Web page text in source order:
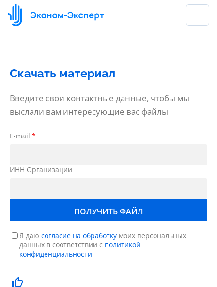
Скачать материал
Введите свои контактные данные, чтобы мы
выслали вам интересующие вас файлы
E-mail *
ИНН Организации
Я даю согласие на обработку моих персональных
данных в соответствии с политикой
конфиденциальности